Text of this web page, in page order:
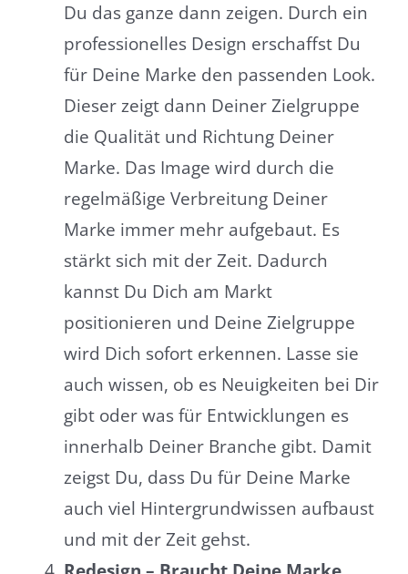
Du das ganze dann zeigen. Durch ein
professionelles Design erschaffst Du
für Deine Marke den passenden Look.
Dieser zeigt dann Deiner Zielgruppe
die Qualität und Richtung Deiner
Marke. Das Image wird durch die
regelmäßige Verbreitung Deiner
Marke immer mehr aufgebaut. Es
stärkt sich mit der Zeit. Dadurch
kannst Du Dich am Markt
positionieren und Deine Zielgruppe
wird Dich sofort erkennen. Lasse sie
auch wissen, ob es Neuigkeiten bei Dir
gibt oder was für Entwicklungen es
innerhalb Deiner Branche gibt. Damit
zeigst Du, dass Du für Deine Marke
auch viel Hintergrundwissen aufbaust
und mit der Zeit gehst.